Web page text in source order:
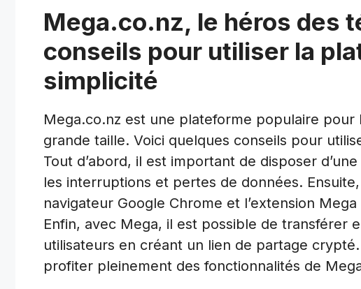
Mega.co.nz, le héros des
conseils pour utiliser la
simplicité
Mega.co.nz est une plateforme populaire
grande taille. Voici quelques conseils pour
Tout d’abord, il est important de disposer
les interruptions et pertes de données.
navigateur Google Chrome et l’extension
Enfin, avec Mega, il est possible de transférer
utilisateurs en créant un lien de partage
profiter pleinement des fonctionnalités de